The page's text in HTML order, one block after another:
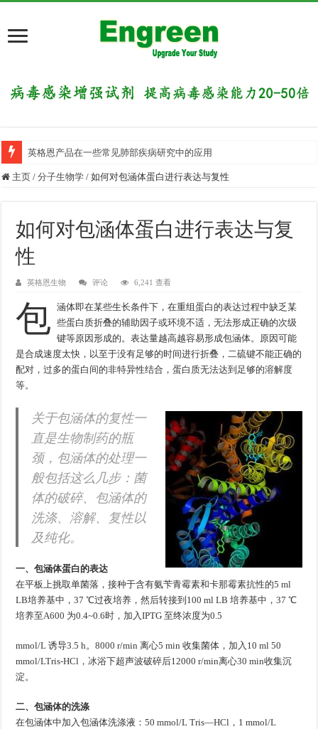
英格恩产品在一些常见肺部疾病研究中的应用
主页 / 分子生物学 / 如何对包涵体蛋白进行表达与复性
如何对包涵体蛋白进行表达与复
性
英格恩生物 评论 6,241 查看
包
涵体即在某些生长条件下，在重组蛋白的表达过程中缺乏某
些蛋白质折叠的辅助因子或环境不适，无法形成正确的次级
键等原因形成的。表达量越高越容易形成包涵体。原因可能
是合成速度太快，以至于没有足够的时间进行折叠，二硫键不能正确的
配对，过多的蛋白间的非特异性结合，蛋白质无法达到足够的溶解度
等。
关于包涵体的复性一
直是生物制药的瓶
颈，包涵体的处理一
般包括这么几步：菌
体的破碎、包涵体的
洗涤、溶解、复性以
及纯化。
一、包涵体蛋白的表达
在平板上挑取单菌落，接种于含有氨苄青霉素和卡那霉素抗性的5 ml
LB培养基中，37 ℃过夜培养，然后转接到100 ml LB 培养基中，37 ℃
培养至A600 为0.4~0.6时，加入IPTG 至终浓度为0.5
mmol/L 诱导3.5 h。8000 r/min 离心5 min 收集菌体，加入10 ml 50
mmol/LTris-HCl，冰浴下超声波破碎后12000 r/min离心30 min收集沉
淀。
二、包涵体的洗涤
在包涵体中加入包涵体洗涤液：50 mmol/L Tris—HCl，1 mmol/L